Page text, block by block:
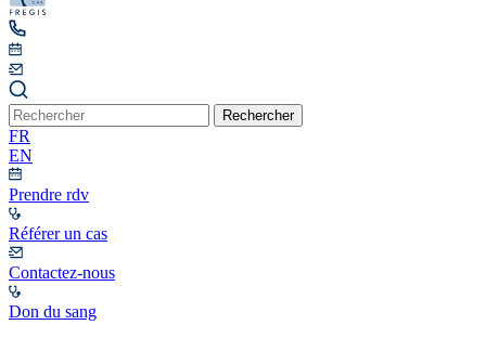
Rechercher
FR
EN
Prendre rdv
Référer un cas
Contactez-nous
Don du sang